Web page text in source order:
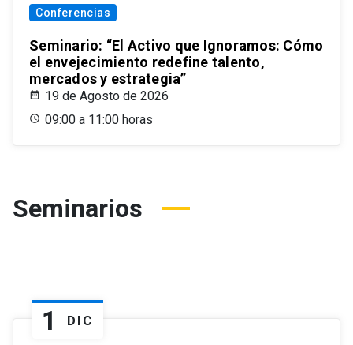
Conferencias
Seminario: “El Activo que Ignoramos: Cómo
el envejecimiento redefine talento,
mercados y estrategia”
19 de Agosto de 2026
09:00 a 11:00 horas
Seminarios
1 DIC